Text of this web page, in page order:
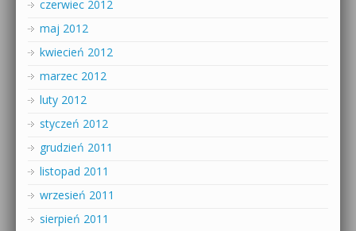
czerwiec 2012
maj 2012
kwiecień 2012
marzec 2012
luty 2012
styczeń 2012
grudzień 2011
listopad 2011
wrzesień 2011
sierpień 2011